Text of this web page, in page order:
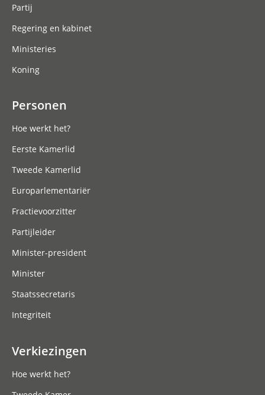
Partij
Regering en kabinet
Ministeries
Koning
Personen
Hoe werkt het?
Eerste Kamerlid
Tweede Kamerlid
Europarlementariër
Fractievoorzitter
Partijleider
Minister-president
Minister
Staatssecretaris
Integriteit
Verkiezingen
Hoe werkt het?